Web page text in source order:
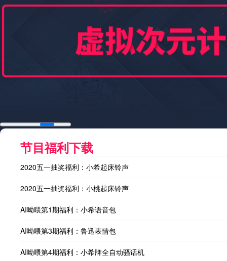
节目福利下载
2020五一抽奖福利：小希起床铃声
2020五一抽奖福利：小桃起床铃声
AI呦喂第1期福利：小希语音包
AI呦喂第3期福利：鲁迅表情包
AI呦喂第4期福利：小希牌全自动骚话机